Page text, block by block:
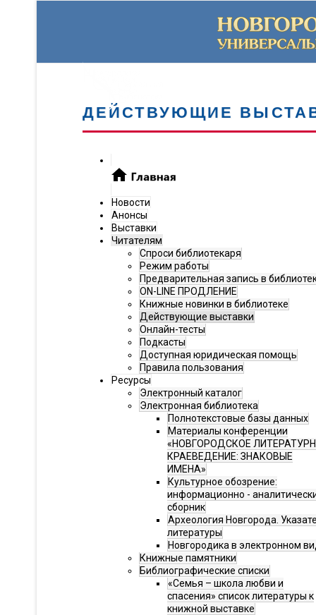
ДЕЙСТВУЮЩИЕ
Новости
Анонсы
Выставки
Читателям
Спроси библиотекаря
Режим работы
Предварительная запись в
ON-LINE ПРОДЛЕНИЕ
Книжные новинки в библиотеке
Действующие выставки
Онлайн-тесты
Подкасты
Доступная юридическая помощь
Правила пользования
Ресурсы
Электронный каталог
Электронная библиотека
Полнотекстовые базы данных
Материалы конференции
«НОВГОРОДСКОЕ
КРАЕВЕДЕНИЕ: ЗНАКОВЫЕ
ИМЕНА»
Культурное обозрение:
информационно -
сборник
Археология Новгорода.
литературы
Новгородика в электронном
Книжные памятники
Библиографические списки
«Семья – школа любви и
спасения» список литературы к
книжной выставке